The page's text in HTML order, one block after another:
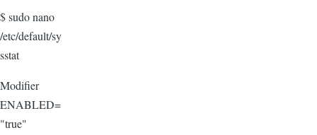
$ sudo nano
/etc/default/sy
sstat
Modifier
ENABLED=
"true"